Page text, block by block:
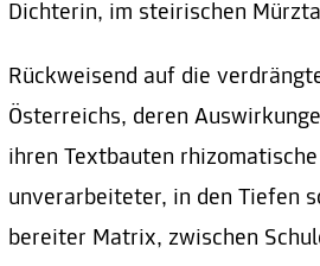
Dichterin, im steirischen
Rückweisend auf die
Österreichs, deren
ihren Textbauten
unverarbeiteter, in den Tiefen
bereiter Matrix, zwischen